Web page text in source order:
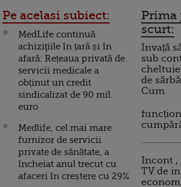
Pe acelasi subiect:
MedLife continuă
achiziţiile în țară și în
afară. Rețeaua privată de
servicii medicale a
obținut un credit
sindicalizat de 90 mil.
euro
Medlife, cel mai mare
furnizor de servicii
private de sănătate, a
încheiat anul trecut cu
afaceri în creștere cu 29%
Prima
scurt:
Invață
sub
de
Cum
Incont ,
TV de